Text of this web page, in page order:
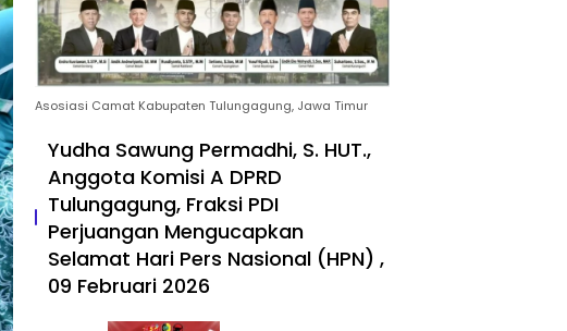
Asosiasi Camat Kabupaten Tulungagung, Jawa Timur
Yudha Sawung Permadhi, S. HUT.,
Anggota Komisi A DPRD
Tulungagung, Fraksi PDI
Perjuangan Mengucapkan
Selamat Hari Pers Nasional (HPN) ,
09 Februari 2026